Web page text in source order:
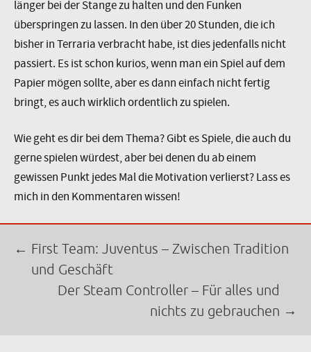
länger bei der Stange zu halten und den Funken
überspringen zu lassen. In den über 20 Stunden, die ich
bisher in Terraria verbracht habe, ist dies jedenfalls nicht
passiert. Es ist schon kurios, wenn man ein Spiel auf dem
Papier mögen sollte, aber es dann einfach nicht fertig
bringt, es auch wirklich ordentlich zu spielen.
Wie geht es dir bei dem Thema? Gibt es Spiele, die auch du
gerne spielen würdest, aber bei denen du ab einem
gewissen Punkt jedes Mal die Motivation verlierst? Lass es
mich in den Kommentaren wissen!
Beitrags-
Navigation
← First Team: Juventus – Zwischen Tradition
und Geschäft
Der Steam Controller – Für alles und
nichts zu gebrauchen →